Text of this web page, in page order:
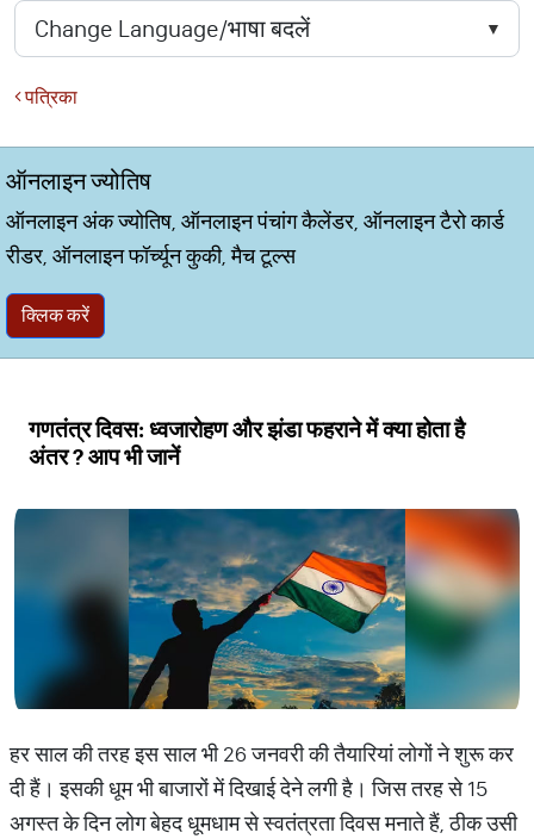
पत्रिका
ऑनलाइन ज्योतिष
ऑनलाइन अंक ज्योतिष, ऑनलाइन पंचांग कैलेंडर, ऑनलाइन टैरो कार्ड
रीडर, ऑनलाइन फॉर्च्यून कुकी, मैच टूल्स
क्लिक करें
गणतंत्र दिवस: ध्वजारोहण और झंडा फहराने में क्या होता है
अंतर ? आप भी जानें
हर साल की तरह इस साल भी 26 जनवरी की तैयारियां लोगों ने शुरू कर
दी हैं। इसकी धूम भी बाजारों में दिखाई देने लगी है। जिस तरह से 15
अगस्त के दिन लोग बेहद धूमधाम से स्वतंत्रता दिवस मनाते हैं, ठीक उसी